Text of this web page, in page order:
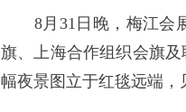
8月31日晚，梅江会展
旗、上海合作组织会旗
幅夜景图立于红毯远端，